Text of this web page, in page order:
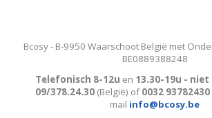
Bcosy - B-9950 Waarschoot België met
BE0889388248
Telefonisch 8-12u en 13.30-19u -
09/378.24.30 (België) of0032 93782430
mail info@bcosy.be